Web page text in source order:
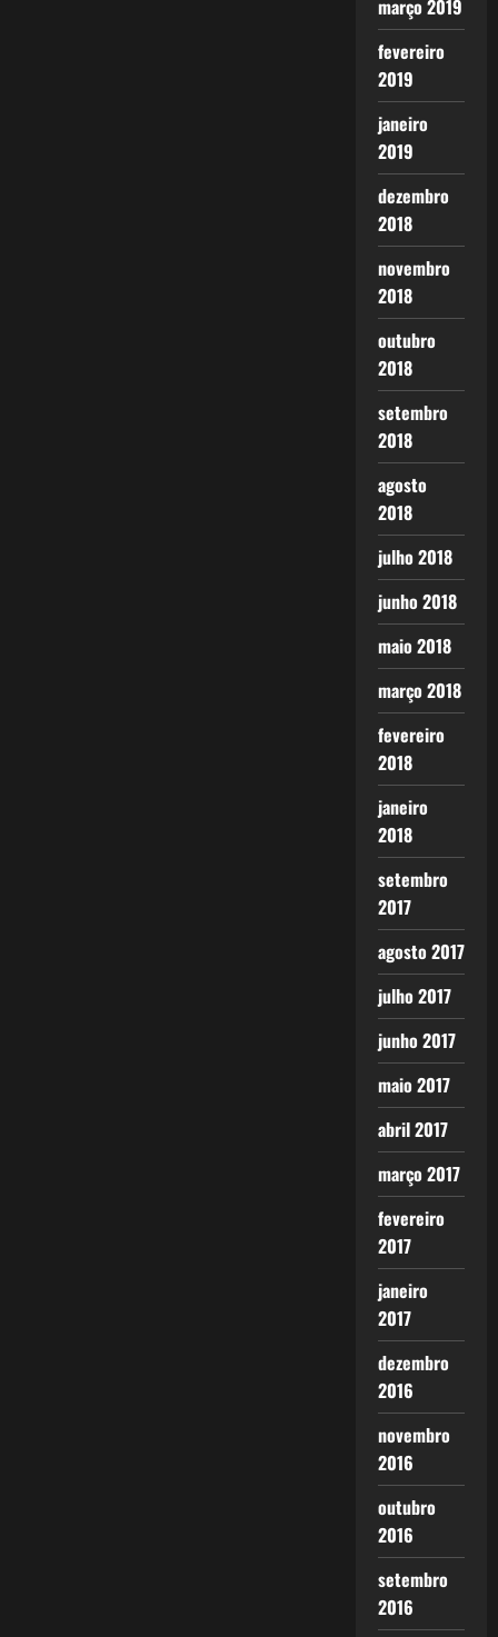
março 2019
fevereiro
2019
janeiro
2019
dezembro
2018
novembro
2018
outubro
2018
setembro
2018
agosto
2018
julho 2018
junho 2018
maio 2018
março 2018
fevereiro
2018
janeiro
2018
setembro
2017
agosto 2017
julho 2017
junho 2017
maio 2017
abril 2017
março 2017
fevereiro
2017
janeiro
2017
dezembro
2016
novembro
2016
outubro
2016
setembro
2016